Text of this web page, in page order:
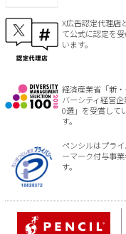
X広告認定代理店
て公式に認定を
います。
経済産業省「新・
バーシティ経営企
0選」を受賞して
す。
ペンシルはプライ
ーマーク付与事
す。